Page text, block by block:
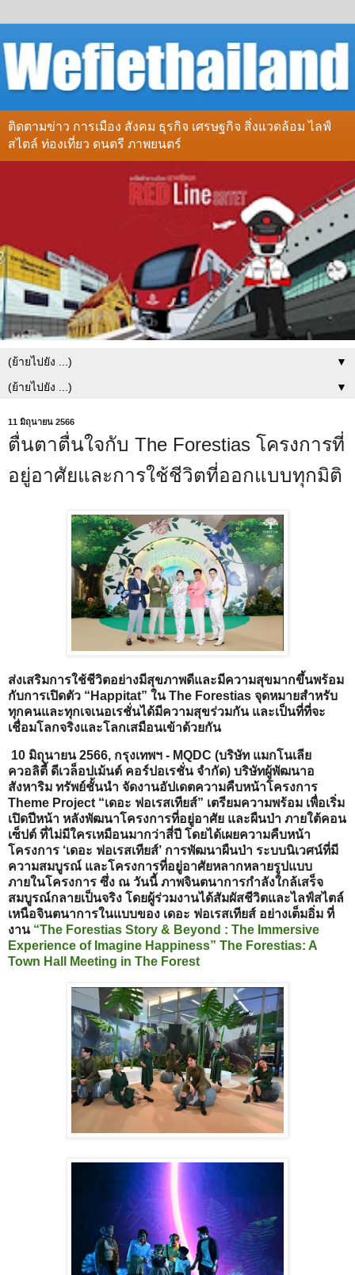
ติดตามข่าว การเมือง สังคม ธุรกิจ เศรษฐกิจ สิ่งแวดล้อม ไลฟ์
สไตล์ ท่องเที่ยว ดนตรี ภาพยนตร์
▼
▼
11 มิถุนายน 2566
ตื่นตาตื่นใจกับ The Forestias โครงการที่
อยู่อาศัยและการใช้ชีวิตที่ออกแบบทุกมิติ
ส่งเสริมการใช้ชีวิตอย่างมีสุขภาพดีและมีความสุขมากขึ้นพร้อม
กับการเปิดตัว “Happitat” ใน The Forestias จุดหมายสำหรับ
ทุกคนและทุกเจเนอเรชั่นได้มีความสุขร่วมกัน และเป็นที่ที่จะ
เชื่อมโลกจริงและโลกเสมือนเข้าด้วยกัน
10 มิถุนายน 2566, กรุงเทพฯ - MQDC (บริษัท แมกโนเลีย
ควอลิตี้ ดีเวล็อปเม้นต์ คอร์ปอเรชั่น จำกัด) บริษัทผู้พัฒนาอ
สังหาริม ทรัพย์ชั้นนำ จัดงานอัปเดตความคืบหน้าโครงการ
Theme Project “เดอะ ฟอเรสเทียส์” เตรียมความพร้อม เพื่อเริ่ม
เปิดปีหน้า หลังพัฒนาโครงการที่อยู่อาศัย และผืนป่า ภายใต้คอน
เซ็ปต์ ที่ไม่มีใครเหมือนมากว่าสี่ปี โดยได้เผยความคืบหน้า
โครงการ ‘เดอะ ฟอเรสเทียส์’ การพัฒนาผืนป่า ระบบนิเวศน์ที่มี
ความสมบูรณ์ และโครงการที่อยู่อาศัยหลากหลายรูปแบบ
ภายในโครงการ ซึ่ง ณ วันนี้ ภาพจินตนาการกำลังใกล้เสร็จ
สมบูรณ์กลายเป็นจริง โดยผู้ร่วมงานได้สัมผัสชีวิตและไลฟ์สไตล์
เหนือจินตนาการในแบบของ เดอะ ฟอเรสเทียส์ อย่างเต็มอิ่ม ที่
งาน “The Forestias Story & Beyond : The Immersive
Experience of Imagine Happiness” The Forestias: A
Town Hall Meeting in The Forest